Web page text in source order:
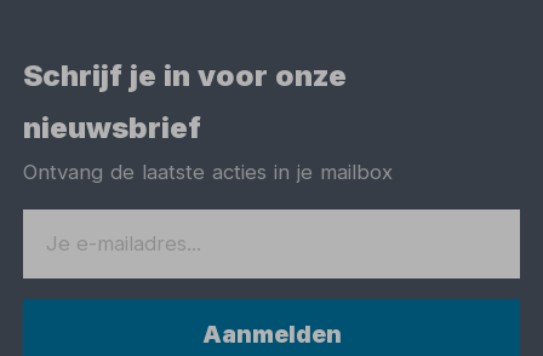
Schrijf je in voor onze
nieuwsbrief
Ontvang de laatste acties in je mailbox
Aanmelden